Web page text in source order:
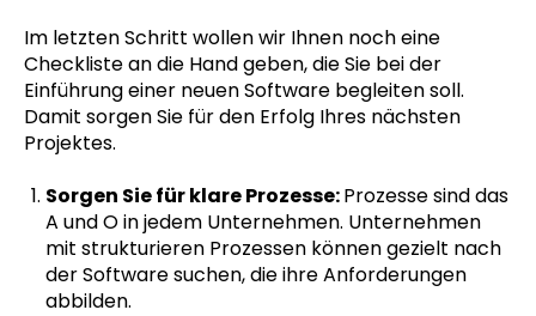
Im letzten Schritt wollen wir Ihnen noch eine
Checkliste an die Hand geben, die Sie bei der
Einführung einer neuen Software begleiten soll.
Damit sorgen Sie für den Erfolg Ihres nächsten
Projektes.
Sorgen Sie für klare Prozesse:Prozesse sind das
A und O in jedem Unternehmen. Unternehmen
mit strukturieren Prozessen können gezielt nach
der Software suchen, die ihre Anforderungen
abbilden.